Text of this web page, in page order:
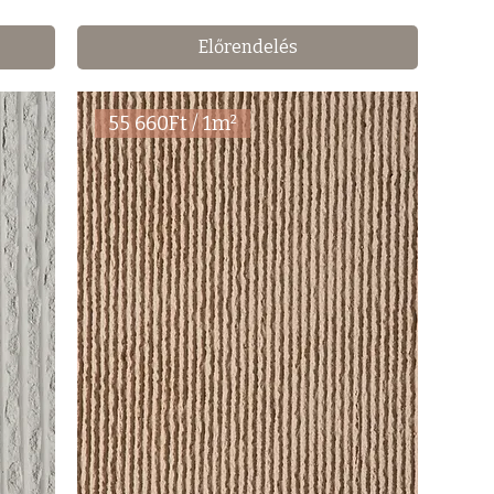
Előrendelés
55 660Ft / 1m²